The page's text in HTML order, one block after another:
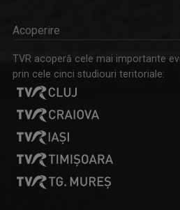
Acoperire
TVR acoperă cele mai importante
prin cele cinci studiouri teritoriale: